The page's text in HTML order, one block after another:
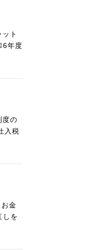
ト
6年度
度の
入税
金
しを